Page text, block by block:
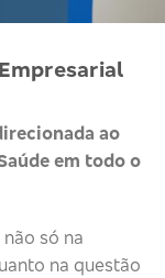
ao
em todo o
só na
na questão